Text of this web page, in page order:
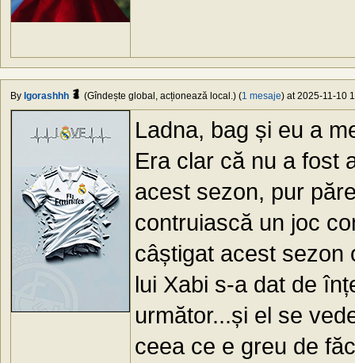
By Igorashhh (Gîndește global, acționează local.) (1 mesaje) at 2025-11-10
Ladna, bag și eu a
Era clar că nu a fost
acest sezon, pur
contruiască un joc
câștigat acest sezon
lui Xabi s-a dat de
următor...și el se
ceea ce e greu de